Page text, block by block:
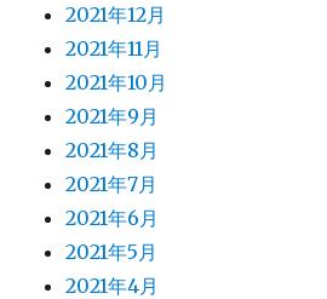
2021年12月
2021年11月
2021年10月
2021年9月
2021年8月
2021年7月
2021年6月
2021年5月
2021年4月